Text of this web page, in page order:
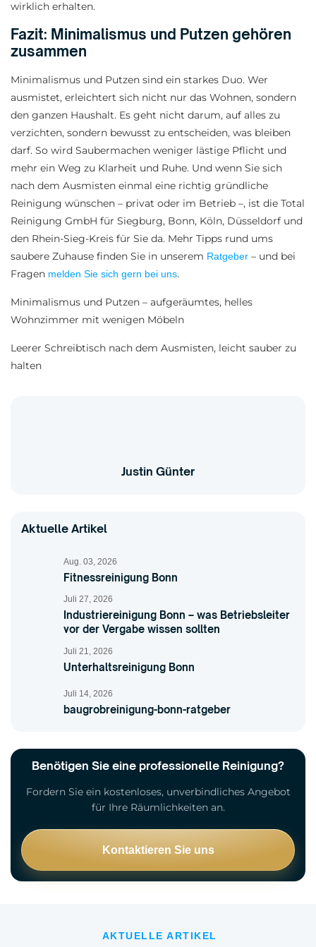
wirklich erhalten.
Fazit: Minimalismus und Putzen gehören
zusammen
Minimalismus und Putzen sind ein starkes Duo. Wer
ausmistet, erleichtert sich nicht nur das Wohnen, sondern
den ganzen Haushalt. Es geht nicht darum, auf alles zu
verzichten, sondern bewusst zu entscheiden, was bleiben
darf. So wird Saubermachen weniger lästige Pflicht und
mehr ein Weg zu Klarheit und Ruhe. Und wenn Sie sich
nach dem Ausmisten einmal eine richtig gründliche
Reinigung wünschen – privat oder im Betrieb –, ist die Total
Reinigung GmbH für Siegburg, Bonn, Köln, Düsseldorf und
den Rhein-Sieg-Kreis für Sie da. Mehr Tipps rund ums
saubere Zuhause finden Sie in unserem Ratgeber – und bei
Fragen melden Sie sich gern bei uns.
Minimalismus und Putzen – aufgeräumtes, helles
Wohnzimmer mit wenigen Möbeln
Leerer Schreibtisch nach dem Ausmisten, leicht sauber zu
halten
Justin Günter
Aktuelle Artikel
Aug. 03, 2026
Fitnessreinigung Bonn
Juli 27, 2026
Industriereinigung Bonn – was Betriebsleiter
vor der Vergabe wissen sollten
Juli 21, 2026
Unterhaltsreinigung Bonn
Juli 14, 2026
baugrobreinigung-bonn-ratgeber
Benötigen Sie eine professionelle Reinigung?
Fordern Sie ein kostenloses, unverbindliches Angebot
für Ihre Räumlichkeiten an.
Kontaktieren Sie uns
AKTUELLE ARTIKEL